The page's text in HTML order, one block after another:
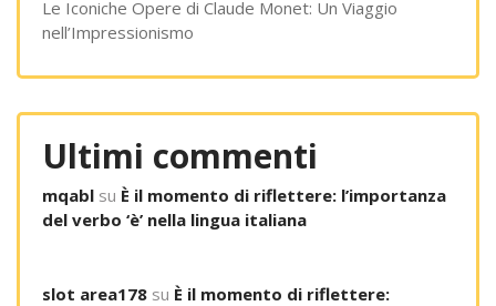
Le Iconiche Opere di Claude Monet: Un Viaggio
nell’Impressionismo
Ultimi commenti
mqabl su È il momento di riflettere: l’importanza
del verbo ‘è’ nella lingua italiana
slot area178 su È il momento di riflettere: